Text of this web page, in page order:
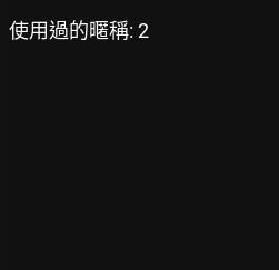
使用過的暱稱: 2